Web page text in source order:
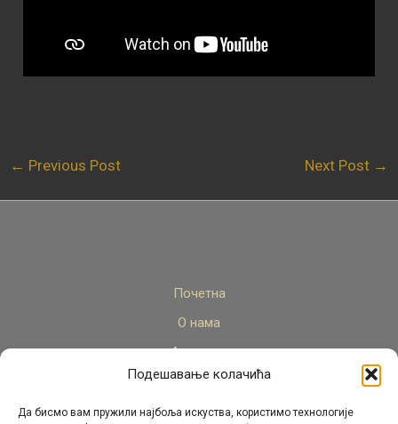
Подешавање колачића
Да бисмо вам пружили најбоља искуства, користимо технологије
← Previous Post Next Post →
Почетна
О нама
Актуелно
Стручни кадар
Пројекти